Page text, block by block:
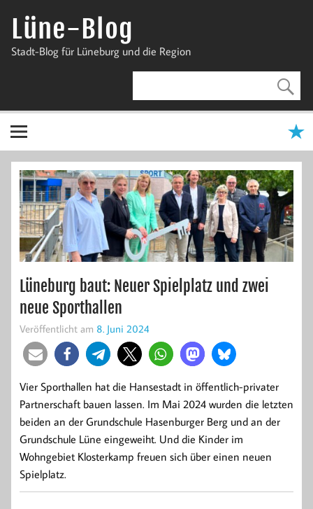
InhaltLüne-Blog
Stadt-Blog für Lüneburg und die Region
Lüneburg baut: Neuer Spielplatz und zwei
neue Sporthallen
Veröffentlicht am 8. Juni 2024
Vier Sporthallen hat die Hansestadt in öffentlich-privater
Partnerschaft bauen lassen. Im Mai 2024 wurden die letzten
beiden an der Grundschule Hasenburger Berg und an der
Grundschule Lüne eingeweiht. Und die Kinder im
Wohngebiet Klosterkamp freuen sich über einen neuen
Spielplatz.